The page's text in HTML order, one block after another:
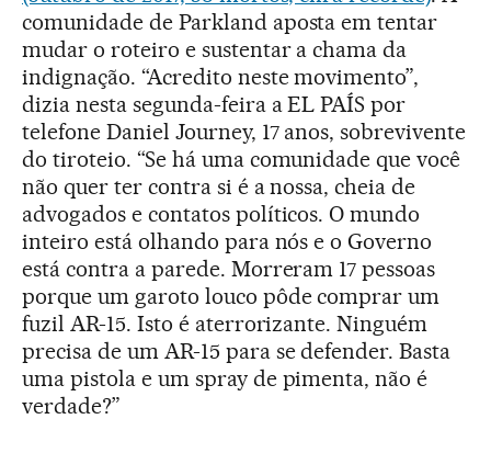
comunidade de Parkland aposta em tentar
mudar o roteiro e sustentar a chama da
indignação. “Acredito neste movimento”,
dizia nesta segunda-feira a EL PAÍS por
telefone Daniel Journey, 17 anos, sobrevivente
do tiroteio. “Se há uma comunidade que você
não quer ter contra si é a nossa, cheia de
advogados e contatos políticos. O mundo
inteiro está olhando para nós e o Governo
está contra a parede. Morreram 17 pessoas
porque um garoto louco pôde comprar um
fuzil AR-15. Isto é aterrorizante. Ninguém
precisa de um AR-15 para se defender. Basta
uma pistola e um spray de pimenta, não é
verdade?”